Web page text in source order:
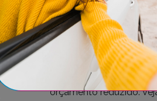
Procura uma viatura
carro económico é a
comprometer o
orçamento reduzido.